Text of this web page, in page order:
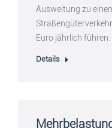
Ausweitung zu
Euro jährlich führen.
Details